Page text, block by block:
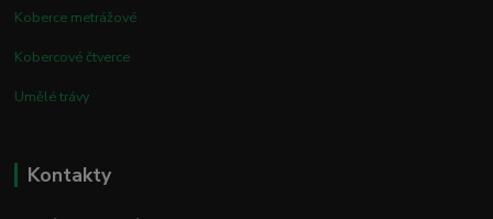
Koberce metrážové
Kobercové čtverce
Umělé trávy
Kontakty